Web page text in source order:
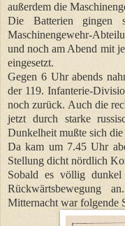
außerdem die
Die Batterien gingen
Maschinengewehr-
und noch am Abend mit
eingesetzt.
Gegen 6 Uhr abends
der 119. Infanterie-
noch zurück. Auch die
jetzt durch starke
Dunkelheit mußte sich
Da kam um 7.45 Uhr
Stellung dicht nördlich
Sobald es völlig
Rückwärtsbewegung
Mitternacht war folgende